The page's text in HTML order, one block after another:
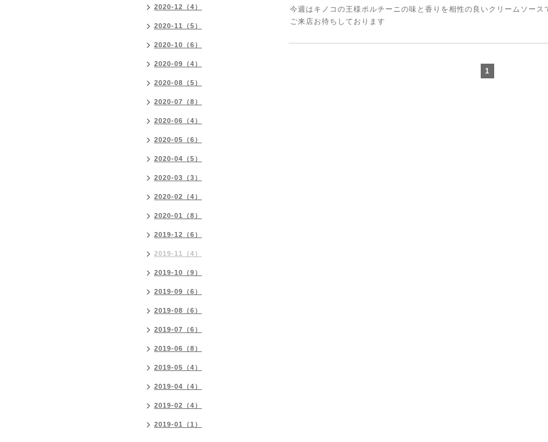
今週はキノコの王様ポルチーニの味と香りを相性の良いクリームソース
ご来店お待ちしております
1
2020-12（4）
2020-11（5）
2020-10（6）
2020-09（4）
2020-08（5）
2020-07（8）
2020-06（4）
2020-05（6）
2020-04（5）
2020-03（3）
2020-02（4）
2020-01（8）
2019-12（6）
2019-11（4）
2019-10（9）
2019-09（6）
2019-08（6）
2019-07（6）
2019-06（8）
2019-05（4）
2019-04（4）
2019-02（4）
2019-01（1）